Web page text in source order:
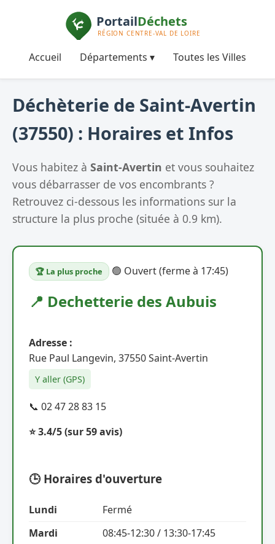
Accueil Départements ▾ Toutes les Villes
Déchèterie de Saint-Avertin
(37550) : Horaires et Infos
Vous habitez à Saint-Avertin et vous souhaitez
vous débarrasser de vos encombrants ?
Retrouvez ci-dessous les informations sur la
structure la plus proche (située à 0.9 km).
🏆 La plus proche 🟢 Ouvert (ferme à 17:45)
📍 Dechetterie des Aubuis
Adresse :
Rue Paul Langevin, 37550 Saint-Avertin
Y aller (GPS)
📞 02 47 28 83 15
⭐ 3.4/5(sur 59 avis)
🕒 Horaires d'ouverture
Lundi
Fermé
Mardi
08:45-12:30 / 13:30-17:45